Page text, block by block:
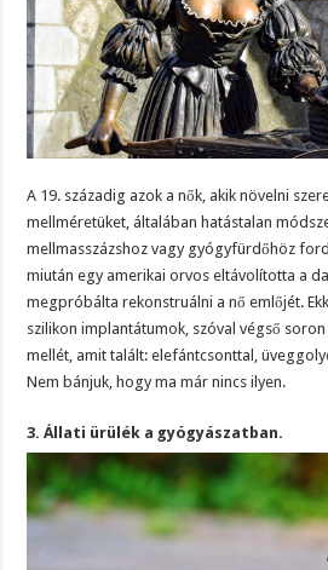
A 19. századig azok a nők, akik növelni
mellméretüket, általában hatástalan
mellmasszázshoz vagy gyógyfürdőhöz
miután egy amerikai orvos eltávolította a
megpróbálta rekonstruálni a nő emlőjét.
szilikon implantátumok, szóval végső
mellét, amit talált: elefántcsonttal,
Nem bánjuk, hogy ma már nincs ilyen.
3. Állati ürülék a gyógyászatban.